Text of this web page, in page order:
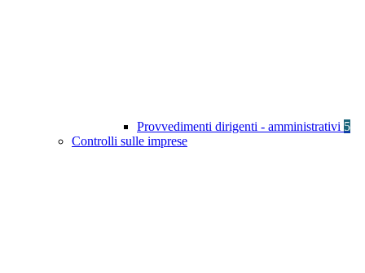
Provvedimenti dirigenti - amministrativi 5
Controlli sulle imprese